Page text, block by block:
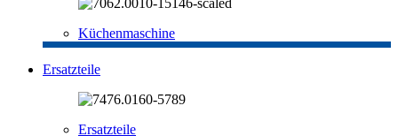
Küchenmaschine
Ersatzteile
Ersatzteile